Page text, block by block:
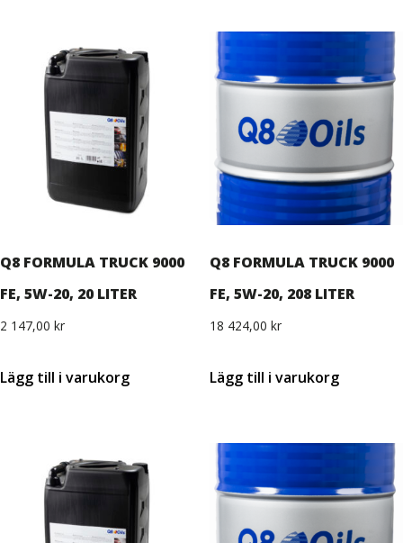
Q8 FORMULA TRUCK 9000
FE, 5W-20, 20 LITER
2 147,00 kr
Lägg till i varukorg
Q8 FORMULA TRUCK 9000
FE, 5W-20, 208 LITER
18 424,00 kr
Lägg till i varukorg